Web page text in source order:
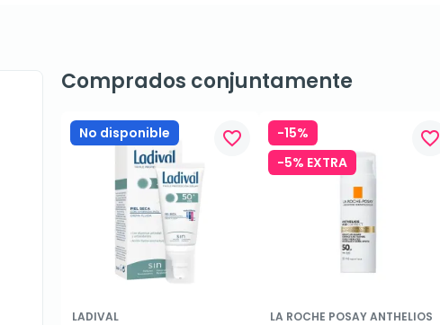
Comprados conjuntamente
No disponible favorite_border
LADIVAL
-15%
-5% EXTRA
favorite_border
LA ROCHE POSAY ANTHELIOS